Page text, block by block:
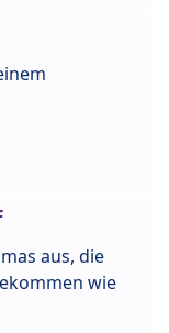
aus, die
wie